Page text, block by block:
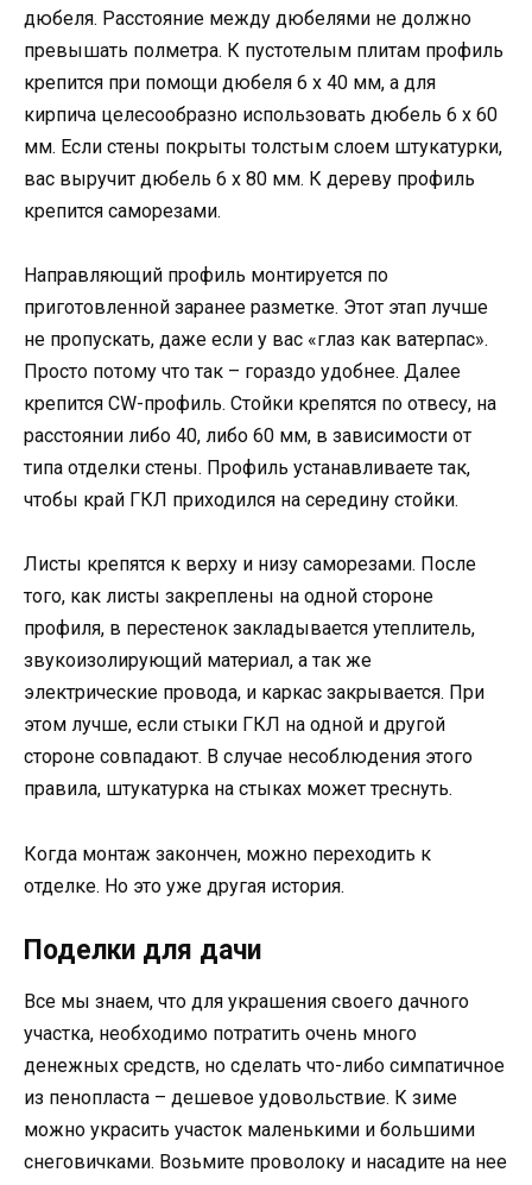
дюбеля. Расстояние между дюбелями не должно
превышать полметра. К пустотелым плитам профиль
крепится при помощи дюбеля 6 х 40 мм, а для
кирпича целесообразно использовать дюбель 6 х 60
мм. Если стены покрыты толстым слоем штукатурки,
вас выручит дюбель 6 х 80 мм. К дереву профиль
крепится саморезами.
Направляющий профиль монтируется по
приготовленной заранее разметке. Этот этап лучше
не пропускать, даже если у вас «глаз как ватерпас».
Просто потому что так – гораздо удобнее. Далее
крепится CW-профиль. Стойки крепятся по отвесу, на
расстоянии либо 40, либо 60 мм, в зависимости от
типа отделки стены. Профиль устанавливаете так,
чтобы край ГКЛ приходился на середину стойки.
Листы крепятся к верху и низу саморезами. После
того, как листы закреплены на одной стороне
профиля, в перестенок закладывается утеплитель,
звукоизолирующий материал, а так же
электрические провода, и каркас закрывается. При
этом лучше, если стыки ГКЛ на одной и другой
стороне совпадают. В случае несоблюдения этого
правила, штукатурка на стыках может треснуть.
Когда монтаж закончен, можно переходить к
отделке. Но это уже другая история.
Поделки для дачи
Все мы знаем, что для украшения своего дачного
участка, необходимо потратить очень много
денежных средств, но сделать что-либо симпатичное
из пенопласта – дешевое удовольствие. К зиме
можно украсить участок маленькими и большими
снеговичками. Возьмите проволоку и насадите на нее